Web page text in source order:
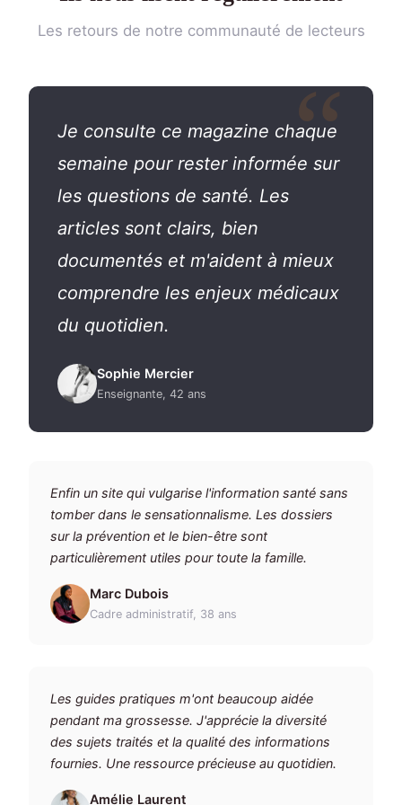
Les retours de notre communauté de lecteurs
Je consulte ce magazine chaque
semaine pour rester informée sur
les questions de santé. Les
articles sont clairs, bien
documentés et m'aident à mieux
comprendre les enjeux médicaux
du quotidien.
Sophie Mercier
Enseignante, 42 ans
Enfin un site qui vulgarise l'information santé sans
tomber dans le sensationnalisme. Les dossiers
sur la prévention et le bien-être sont
particulièrement utiles pour toute la famille.
Marc Dubois
Cadre administratif, 38 ans
Les guides pratiques m'ont beaucoup aidée
pendant ma grossesse. J'apprécie la diversité
des sujets traités et la qualité des informations
fournies. Une ressource précieuse au quotidien.
Amélie Laurent